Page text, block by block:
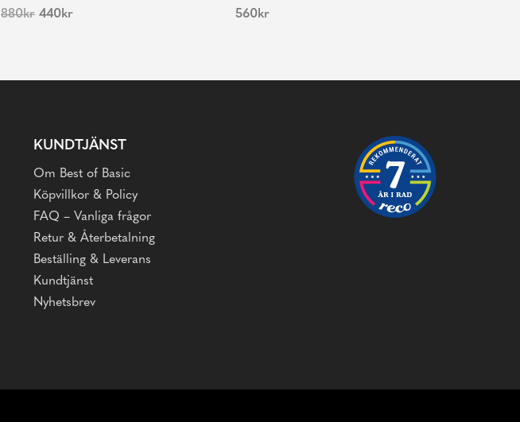
880kr 440kr
560kr
KUNDTJÄNST
Om Best of Basic
Köpvillkor & Policy
FAQ – Vanliga frågor
Retur & Återbetalning
Beställing & Leverans
Kundtjänst
Nyhetsbrev